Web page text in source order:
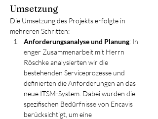
Umsetzung
Die Umsetzung des Projekts erfolgte in
mehreren Schritten:
Anforderungsanalyse und Planung: In
enger Zusammenarbeit mit Herrn
Röschke analysierten wir die
bestehenden Serviceprozesse und
definierten die Anforderungen an das
neue ITSM-System. Dabei wurden die
spezifischen Bedürfnisse von Encavis
berücksichtigt, um eine